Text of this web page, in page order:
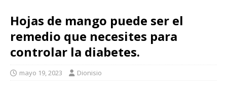
Hojas de mango puede ser el
remedio que necesites para
controlar la diabetes.
mayo 19, 2023 Dionisio